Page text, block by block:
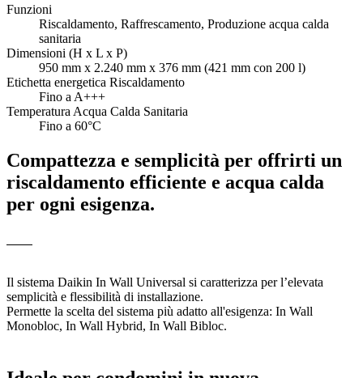
Funzioni
Riscaldamento, Raffrescamento, Produzione acqua calda
sanitaria
Dimensioni (H x L x P)
950 mm x 2.240 mm x 376 mm (421 mm con 200 l)
Etichetta energetica Riscaldamento
Fino a A+++
Temperatura Acqua Calda Sanitaria
Fino a 60°C
Compattezza e semplicità per offrirti un
riscaldamento efficiente e acqua calda
per ogni esigenza.
Il sistema Daikin In Wall Universal si caratterizza per l’elevata
semplicità e flessibilità di installazione.
Permette la scelta del sistema più adatto all'esigenza: In Wall
Monobloc, In Wall Hybrid, In Wall Bibloc.